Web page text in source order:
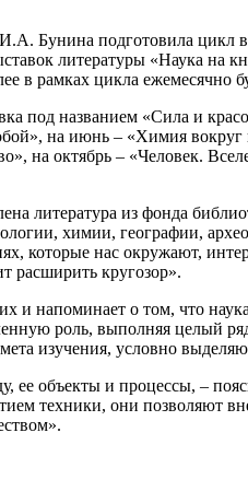
Бунина подготовила цикл
литературы «Наука на
в рамках цикла
под названием «Сила и
на июнь – «Химия
на октябрь – «Человек.
литература из фонда
химии, географии,
которые нас окружают,
расширить кругозор».
и напоминает о том, что
роль, выполняя целый
изучения, условно
ее объекты и процессы, –
техники, они позволяют